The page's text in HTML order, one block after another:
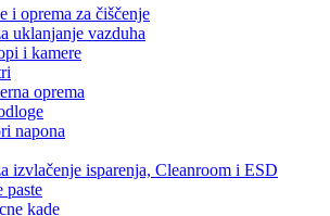
i oprema za čiščenje
uklanjanje vazduha
i kamere
oprema
napona
izvlačenje isparenja, Cleanroom i ESD
paste
kade